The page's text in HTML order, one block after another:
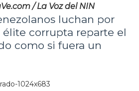
/ La Voz del NIN
luchan por
élite corrupta reparte el
como si fuera un